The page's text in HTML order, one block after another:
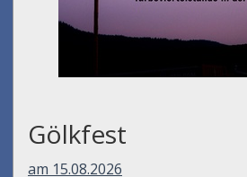
Gölkfest
am 15.08.2026